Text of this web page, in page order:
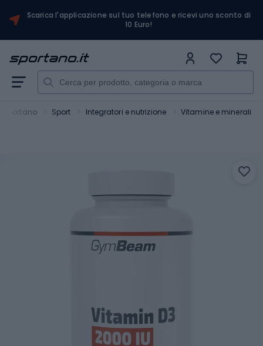
Scarica l'applicazione sul tuo telefono e ricevi uno sconto di
10 Euro!
Sportano Sport Integratori e nutrizione Vitamine e minerali